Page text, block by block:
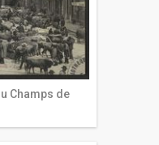
Champs de